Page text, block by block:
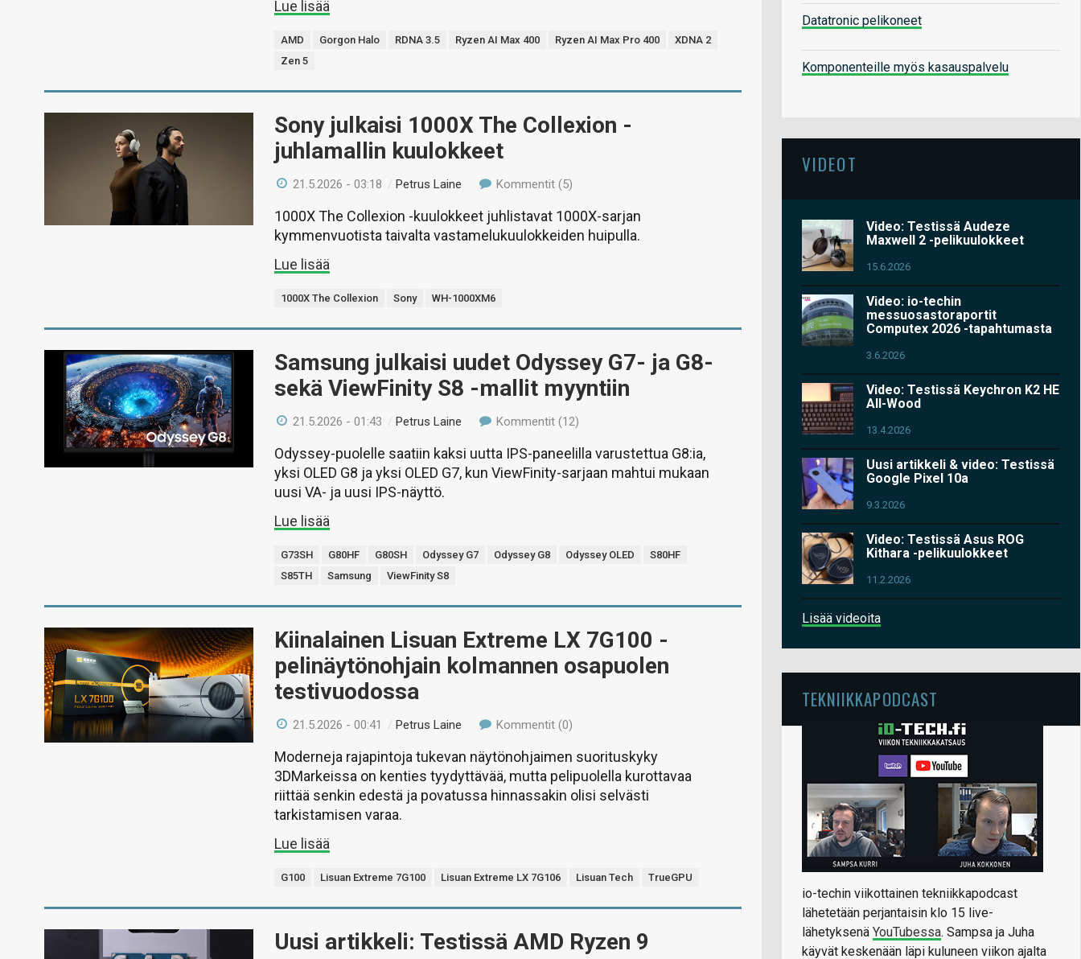
Lue lisää
AMD Gorgon Halo RDNA 3.5 Ryzen AI Max 400 Ryzen AI Max Pro 400
XDNA 2
Zen 5
Sony julkaisi 1000X The Collexion -
juhlamallin kuulokkeet
21.5.2026 - 03:18 /Petrus Laine Kommentit (5)
1000X The Collexion -kuulokkeet juhlistavat 1000X-sarjan
kymmenvuotista taivalta vastamelukuulokkeiden huipulla.
Lue lisää
1000X The Collexion Sony WH-1000XM6
Samsung julkaisi uudet Odyssey G7- ja G8-
sekä ViewFinity S8 -mallit myyntiin
21.5.2026 - 01:43 /Petrus Laine Kommentit (12)
Odyssey-puolelle saatiin kaksi uutta IPS-paneelilla varustettua G8:ia,
yksi OLED G8 ja yksi OLED G7, kun ViewFinity-sarjaan mahtui mukaan
uusi VA- ja uusi IPS-näyttö.
Lue lisää
G73SH G80HF G80SH Odyssey G7 Odyssey G8 Odyssey OLED
S80HF
S85TH
Samsung ViewFinity S8
Kiinalainen Lisuan Extreme LX 7G100 -
pelinäytönohjain kolmannen osapuolen
testivuodossa
21.5.2026 - 00:41 /Petrus Laine Kommentit (0)
Moderneja rajapintoja tukevan näytönohjaimen suorituskyky
3DMarkeissa on kenties tyydyttävää, mutta pelipuolella kurottavaa
riittää senkin edestä ja povatussa hinnassakin olisi selvästi
tarkistamisen varaa.
Lue lisää
G100 Lisuan Extreme 7G100 Lisuan Extreme LX 7G106 Lisuan Tech TrueGPU
Uusi artikkeli: Testissä AMD Ryzen 9
Datatronic pelikoneet
Komponenteille myös kasauspalvelu
VIDEOT
Video: Testissä Audeze
Maxwell 2 -pelikuulokkeet
15.6.2026
Video: io-techin
messuosastoraportit
Computex 2026 -tapahtumasta
3.6.2026
Video: Testissä Keychron K2 HE
All-Wood
13.4.2026
Uusi artikkeli & video: Testissä
Google Pixel 10a
9.3.2026
Video: Testissä Asus ROG
Kithara -pelikuulokkeet
11.2.2026
Lisää videoita
TEKNIIKKAPODCAST
io-techin viikottainen tekniikkapodcast
lähetetään perjantaisin klo 15 live-
lähetyksenä YouTubessa. Sampsa ja Juha
käyvät keskenään läpi kuluneen viikon ajalta